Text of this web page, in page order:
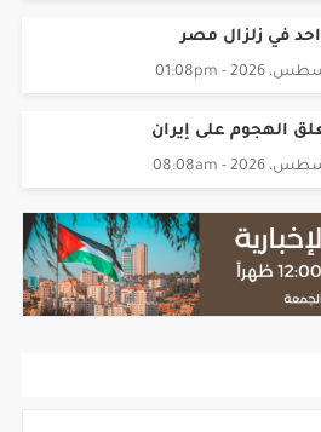
في زلزال مصر
الهجوم على إيران